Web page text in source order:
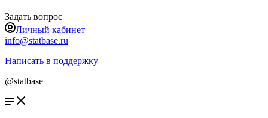
Задать вопрос
Личный кабинет
info@statbase.ru
Написать в поддержку
@statbase